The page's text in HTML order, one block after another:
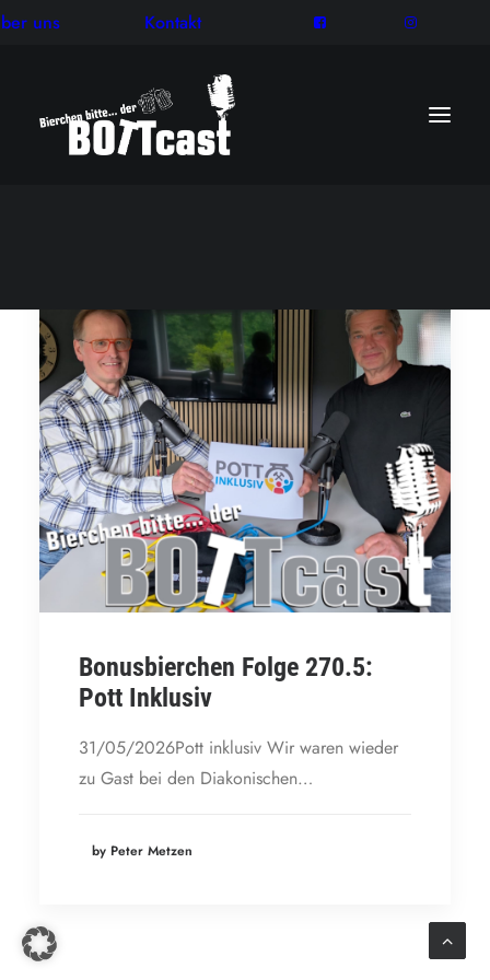
uns Kontakt
Bonusbierchen Folge 270.5:
Pott Inklusiv
31/05/2026Pott inklusiv Wir waren wieder
zu Gast bei den Diakonischen…
by Peter Metzen